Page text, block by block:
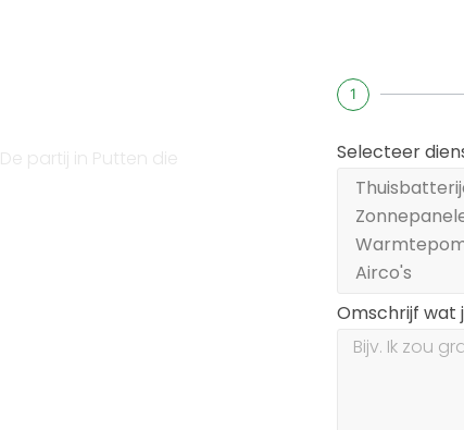
partij in Putten die
1
Selecteer
Omschrijf wat